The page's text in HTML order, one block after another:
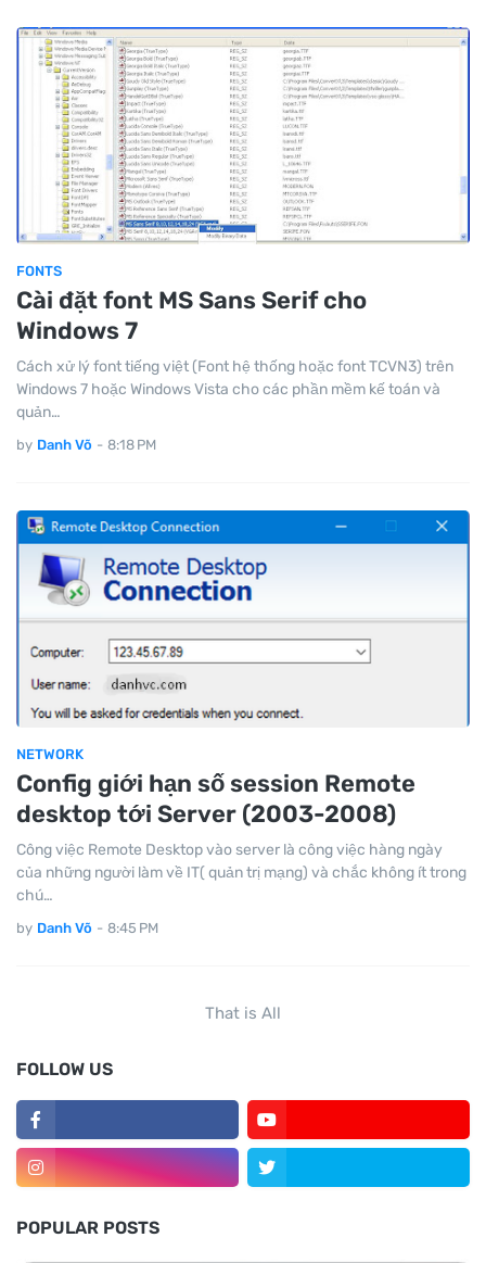
FONTS
Cài đặt font MS Sans Serif cho
Windows 7
Cách xử lý font tiếng việt (Font hệ thống hoặc font TCVN3) trên
Windows 7 hoặc Windows Vista cho các phần mềm kế toán và
quản…
by Danh Võ - 8:18 PM
NETWORK
Config giới hạn số session Remote
desktop tới Server (2003-2008)
Công việc Remote Desktop vào server là công việc hàng ngày
của những người làm về IT( quản trị mạng) và chắc không ít trong
chú…
by Danh Võ - 8:45 PM
That is All
FOLLOW US
POPULAR POSTS